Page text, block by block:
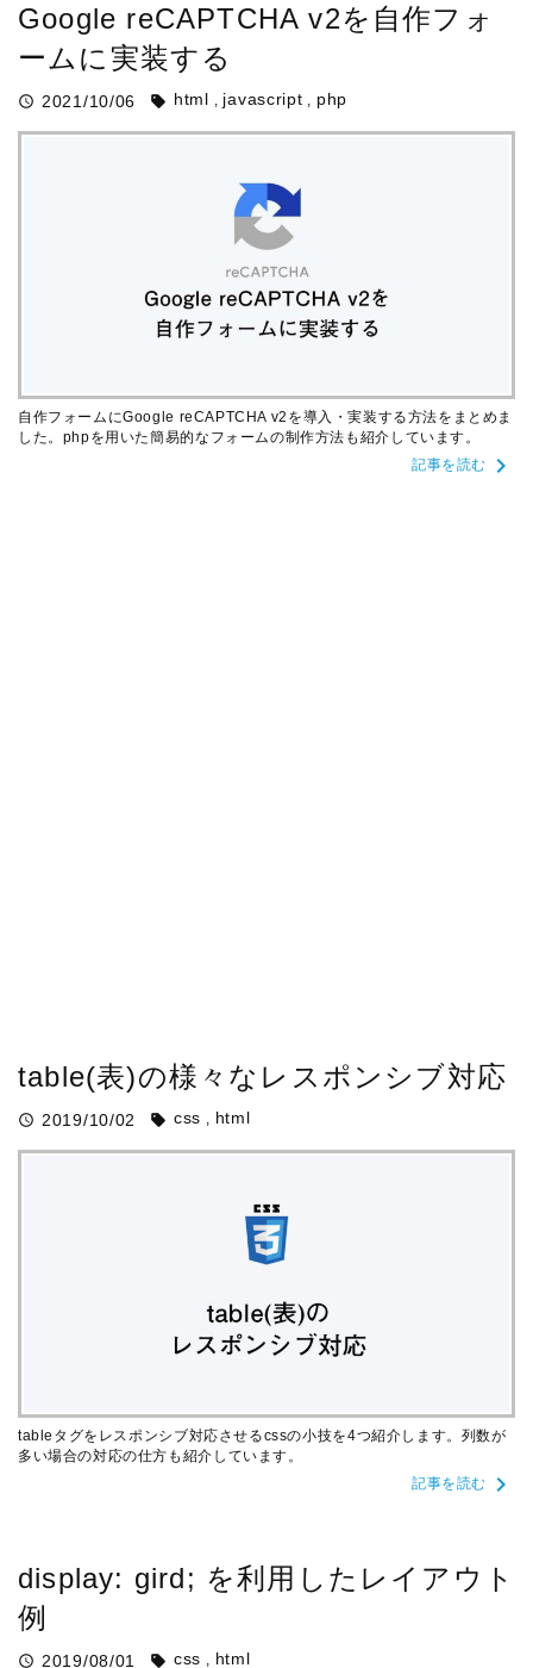
Google reCAPTCHA v2を自作フォ
ームに実装する
query_builder 2021/10/06 sell html javascript php
自作フォームにGoogle reCAPTCHA v2を導入・実装する方法をまとめま
した。phpを用いた簡易的なフォームの制作方法も紹介しています。
記事を読む
chevron_right
table(表)の様々なレスポンシブ対応
query_builder 2019/10/02 sell css html
tableタグをレスポンシブ対応させるcssの小技を4つ紹介します。列数が
多い場合の対応の仕方も紹介しています。
記事を読む
chevron_right
display: gird; を利用したレイアウト
例
query_builder 2019/08/01 sell css html